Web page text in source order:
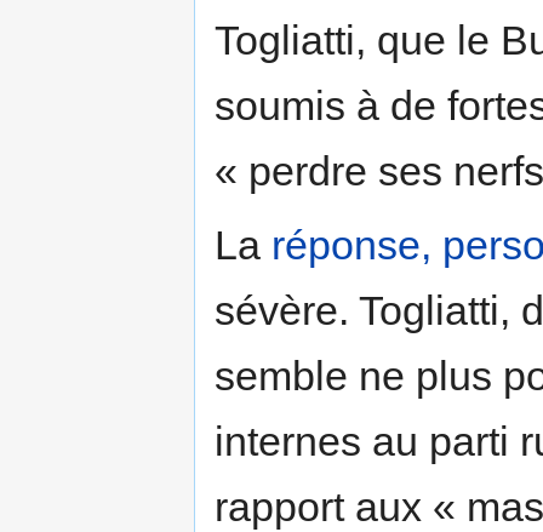
Togliatti, que le
soumis à de
« perdre ses
La réponse,
sévère. Togliatti,
semble ne plus
internes au parti
rapport aux «